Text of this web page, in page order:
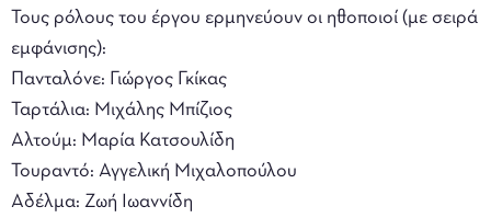
Τους ρόλους του έργου ερμηνεύουν οι ηθοποιοί (με σειρά
εμφάνισης):
Πανταλόνε: Γιώργος Γκίκας
Ταρτάλια: Μιχάλης Μπίζιος
Αλτούμ: Μαρία Κατσουλίδη
Τουραντό: Αγγελική Μιχαλοπούλου
Αδέλμα: Ζωή Ιωαννίδη